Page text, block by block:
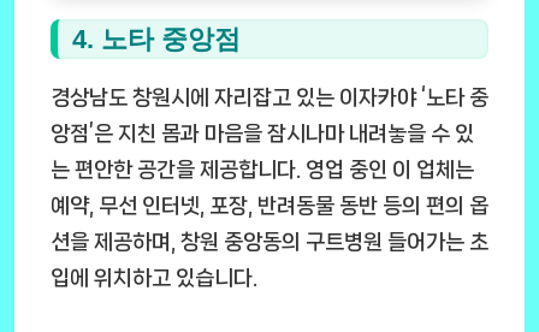
4. 노타 중앙점
경상남도 창원시에 자리잡고 있는 이자카야 ‘노타 중
앙점’은 지친 몸과 마음을 잠시나마 내려놓을 수 있
는 편안한 공간을 제공합니다. 영업 중인 이 업체는
예약, 무선 인터넷, 포장, 반려동물 동반 등의 편의 옵
션을 제공하며, 창원 중앙동의 구트병원 들어가는 초
입에 위치하고 있습니다.